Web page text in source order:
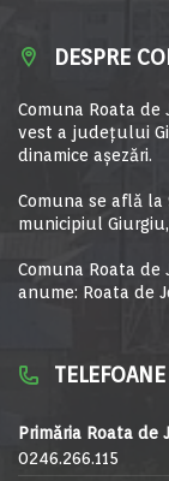
DESPRE
Comuna Roata
vest a judeţului
dinamice aşezări.
Comuna se află
municipiul
Comuna Roata
anume: Roata de
Primăria Roata de
0246.266.115